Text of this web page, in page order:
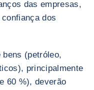
das empresas,
dos
(petróleo,
principalmente
60 %), deverão